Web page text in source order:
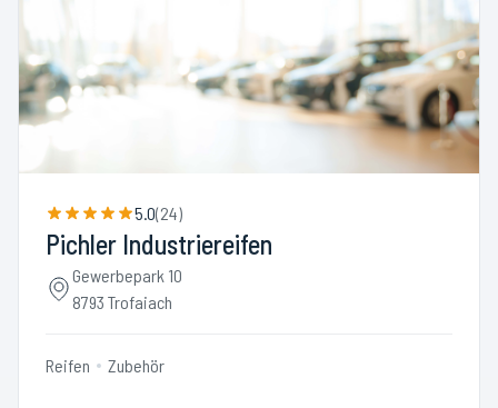
5.0(24)
Pichler Industriereifen
Gewerbepark 10
8793 Trofaiach
Reifen Zubehör